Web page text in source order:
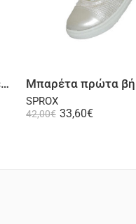
Μπαρέτα ψηλή φτέρνα δερμάτινη old pink
SPROX
42,00€ 33,60€